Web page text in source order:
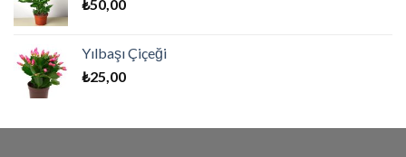
₺50,00
Yılbaşı Çiçeği
₺25,00